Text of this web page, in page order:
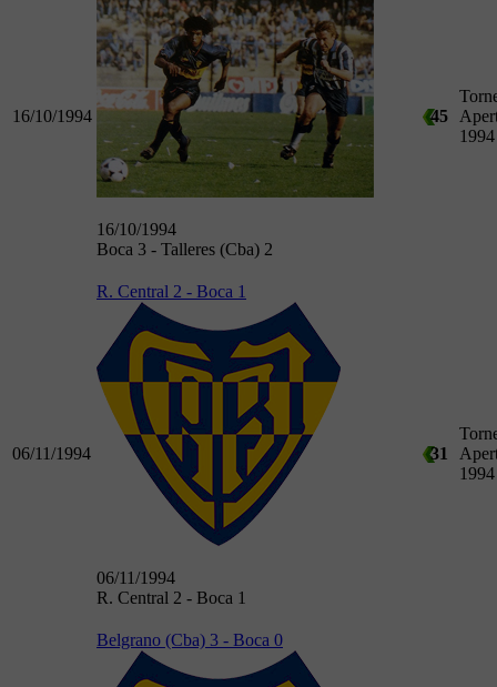
16/10/1994
16/10/1994
Boca 3 - Talleres (Cba) 2
45
1994
06/11/1994
R. Central 2 - Boca 1
06/11/1994
R. Central 2 - Boca 1
31
1994
Belgrano (Cba) 3 - Boca 0